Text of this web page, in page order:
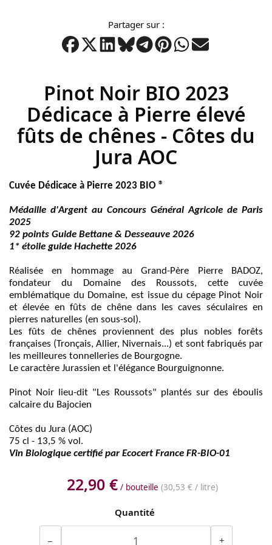
Partager sur :
Pinot Noir BIO 2023
Dédicace à Pierre élevé
fûts de chênes - Côtes du
Jura AOC
Cuvée Dédicace à Pierre 2023 BIO ®
Médaille d'Argent au Concours Général Agricole de Paris
2025
92 points Guide Bettane & Desseauve 2026
1* étoile guide Hachette 2026
Réalisée en hommage au Grand-Père Pierre BADOZ,
fondateur du Domaine des Roussots, cette cuvée
emblématique du Domaine, est issue du cépage Pinot Noir
et élevée en fûts de chêne dans les caves séculaires en
pierres naturelles (en sous-sol).
Les fûts de chênes proviennent des plus nobles forêts
françaises (Tronçais, Allier, Nivernais...) et sont fabriqués par
les meilleures tonnelleries de Bourgogne.
Le caractère Jurassien et l'élégance Bourguignonne.
Pinot Noir lieu-dit "Les Roussots" plantés sur des éboulis
calcaire du Bajocien
Côtes du Jura (AOC)
75 cl - 13,5 % vol.
Vin Biologique certifié par Ecocert France FR-BIO-01
22,90 € / bouteille (30,53 € / litre)
Quantité
− +